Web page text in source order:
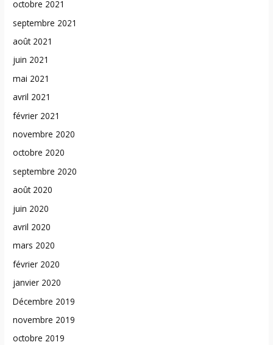
octobre 2021
septembre 2021
août 2021
juin 2021
mai 2021
avril 2021
février 2021
novembre 2020
octobre 2020
septembre 2020
août 2020
juin 2020
avril 2020
mars 2020
février 2020
janvier 2020
Décembre 2019
novembre 2019
octobre 2019